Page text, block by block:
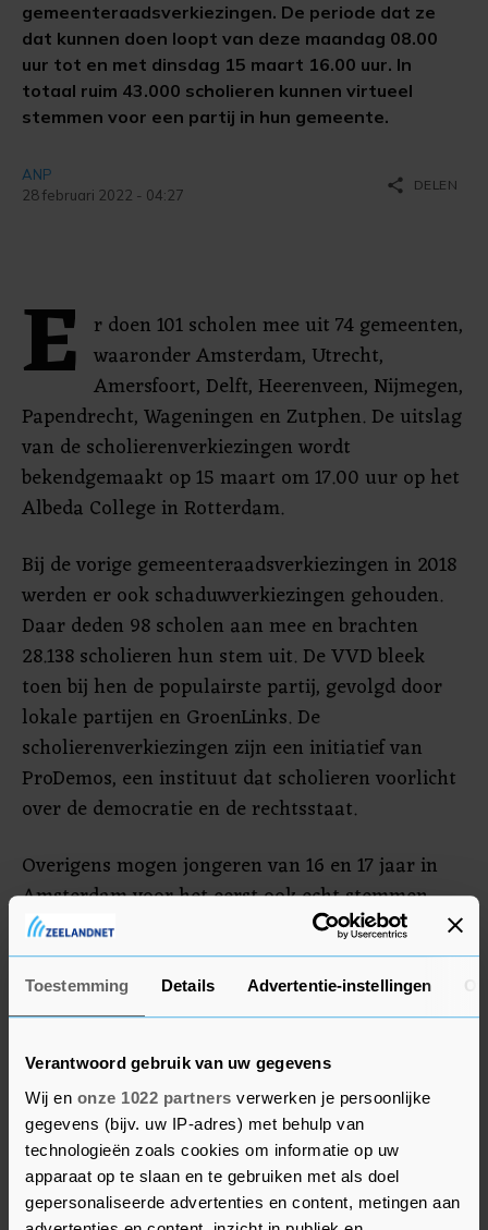
Toestemming Details Advertentie-instellingen
Verantwoord gebruik van uw gegevens
Wij en onze 1022 partners verwerken je persoonlijke
gegevens (bijv. uw IP-adres) met behulp van
technologieën zoals cookies om informatie op uw
apparaat op te slaan en te gebruiken met als doel
gepersonaliseerde advertenties en content, metingen aan
gemeenteraadsverkiezingen. De periode dat ze
dat kunnen doen loopt van deze maandag 08.00
uur tot en met dinsdag 15 maart 16.00 uur. In
totaal ruim 43.000 scholieren kunnen virtueel
stemmen voor een partij in hun gemeente.
ANP
28 februari 2022 - 04:27
share DELEN
E r doen 101 scholen mee uit 74 gemeenten,
waaronder Amsterdam, Utrecht,
Amersfoort, Delft, Heerenveen, Nijmegen,
Papendrecht, Wageningen en Zutphen. De uitslag
van de scholierenverkiezingen wordt
bekendgemaakt op 15 maart om 17.00 uur op het
Albeda College in Rotterdam.
Bij de vorige gemeenteraadsverkiezingen in 2018
werden er ook schaduwverkiezingen gehouden.
Daar deden 98 scholen aan mee en brachten
28.138 scholieren hun stem uit. De VVD bleek
toen bij hen de populairste partij, gevolgd door
lokale partijen en GroenLinks. De
scholierenverkiezingen zijn een initiatief van
ProDemos, een instituut dat scholieren voorlicht
over de democratie en de rechtsstaat.
Overigens mogen jongeren van 16 en 17 jaar in
Amsterdam voor het eerst ook echt stemmen.
Maar dat geldt alleen voor de
stadsdeelcommissie van het stadsdeel waar ze
wonen, ze mogen geen stem uitbrengen voor de
gemeenteraad. De stadsdeelcommissies
behartigen de belangen van de bewoners bij het
dagelijks bestuur van de zeven stadsdelen en
geven gevraagd en ongevraagd advies.